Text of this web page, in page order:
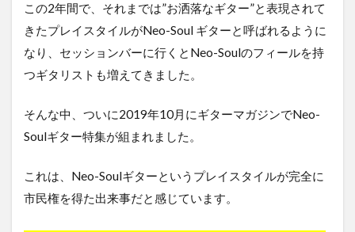
この2年間で、それまでは”お洒落なギター”と表現されて
きたプレイスタイルがNeo-Soul ギターと呼ばれるように
なり、セッションバーに行くとNeo-Soulのフィールを持
つギタリストも増えてきました。
そんな中、ついに2019年10月にギターマガジンでNeo-
Soulギター特集が組まれました。
これは、Neo-Soulギターというプレイスタイルが完全に
市民権を得た出来事だと感じています。